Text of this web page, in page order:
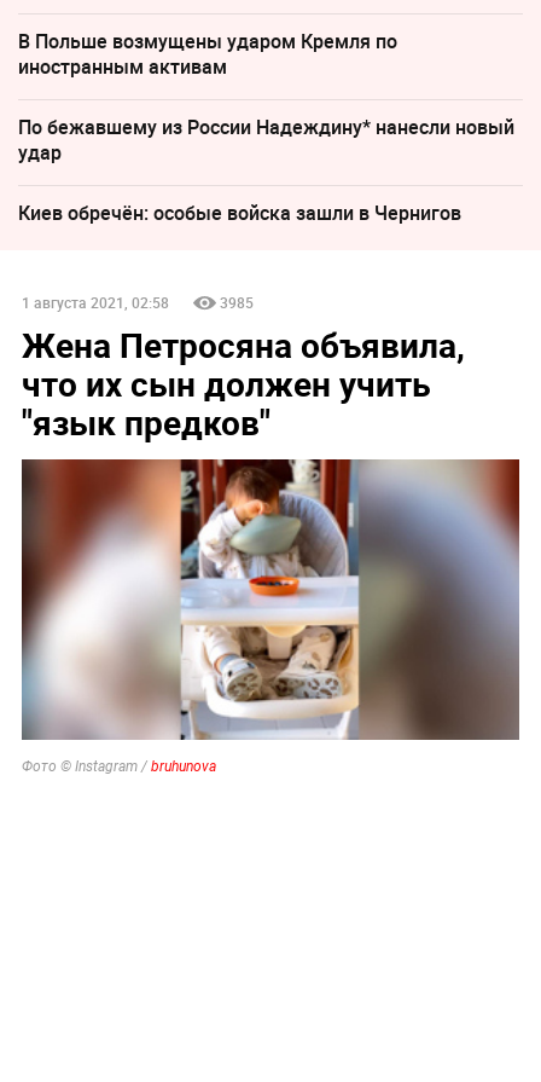
В Польше возмущены ударом Кремля по
иностранным активам
По бежавшему из России Надеждину* нанесли новый
удар
Киев обречён: особые войска зашли в Чернигов
1 августа 2021, 02:58 3985
Жена Петросяна объявила,
что их сын должен учить
"язык предков"
Фото © Instagram / bruhunova